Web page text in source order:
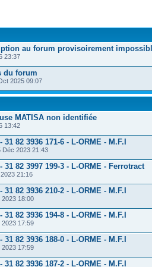
au forum provisoirement
23:37
du forum
2025 09:07
MATISA non identifiée
13:42
82 3936 171-6 - L-ORME - M.F.I
Déc 2023 21:43
82 3997 199-3 - L-ORME - Ferrotract
21:16
82 3936 210-2 - L-ORME - M.F.I
2023 18:00
82 3936 194-8 - L-ORME - M.F.I
2023 17:59
82 3936 188-0 - L-ORME - M.F.I
2023 17:59
82 3936 187-2 - L-ORME - M.F.I